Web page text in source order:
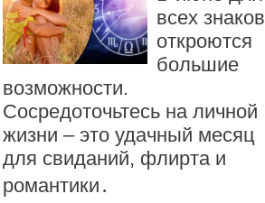
всех знаков
откроются
большие
возможности.
Сосредоточьтесь на личной
жизни – это удачный месяц
для свиданий, флирта и
романтики․